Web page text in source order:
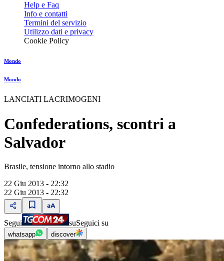
Help e Faq
Info e contatti
Termini del servizio
Utilizzo dati e privacy
Cookie Policy
Mondo
Mondo
LANCIATI LACRIMOGENI
Confederations, scontri a
Salvador
Brasile, tensione intorno allo stadio
22 Giu 2013 - 22:32
22 Giu 2013 - 22:32
Segui suSeguici su
whatsapp discover